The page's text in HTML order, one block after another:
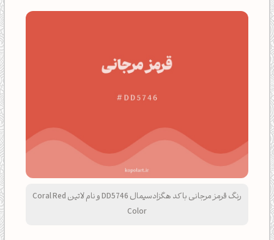
رنگ قرمز مرجانی با کد هگزادسیمال DD5746 و نام لاتین Coral Red
Color